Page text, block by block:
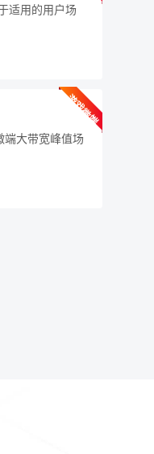
适用的用户场
游
戏
微
端
服
务
器
端大带宽峰值场